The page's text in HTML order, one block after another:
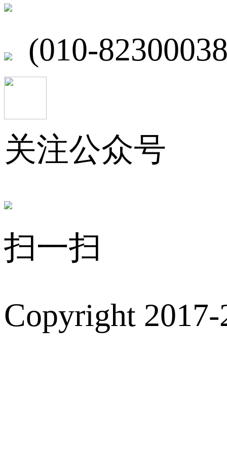
(010-
关注公众号
扫一扫
Copyright